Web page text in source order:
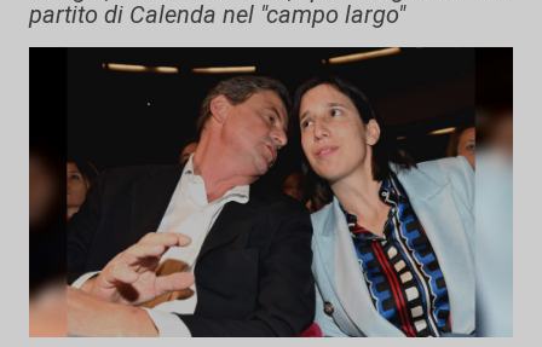
partito di Calenda nel "campo largo"